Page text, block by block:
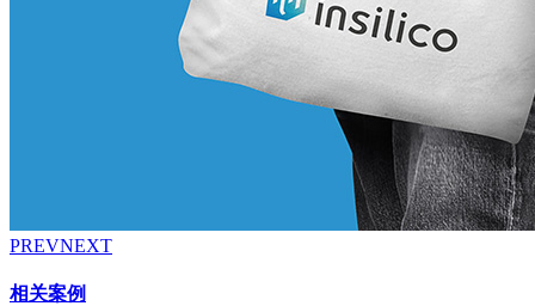
PREVNEXT
相关案例